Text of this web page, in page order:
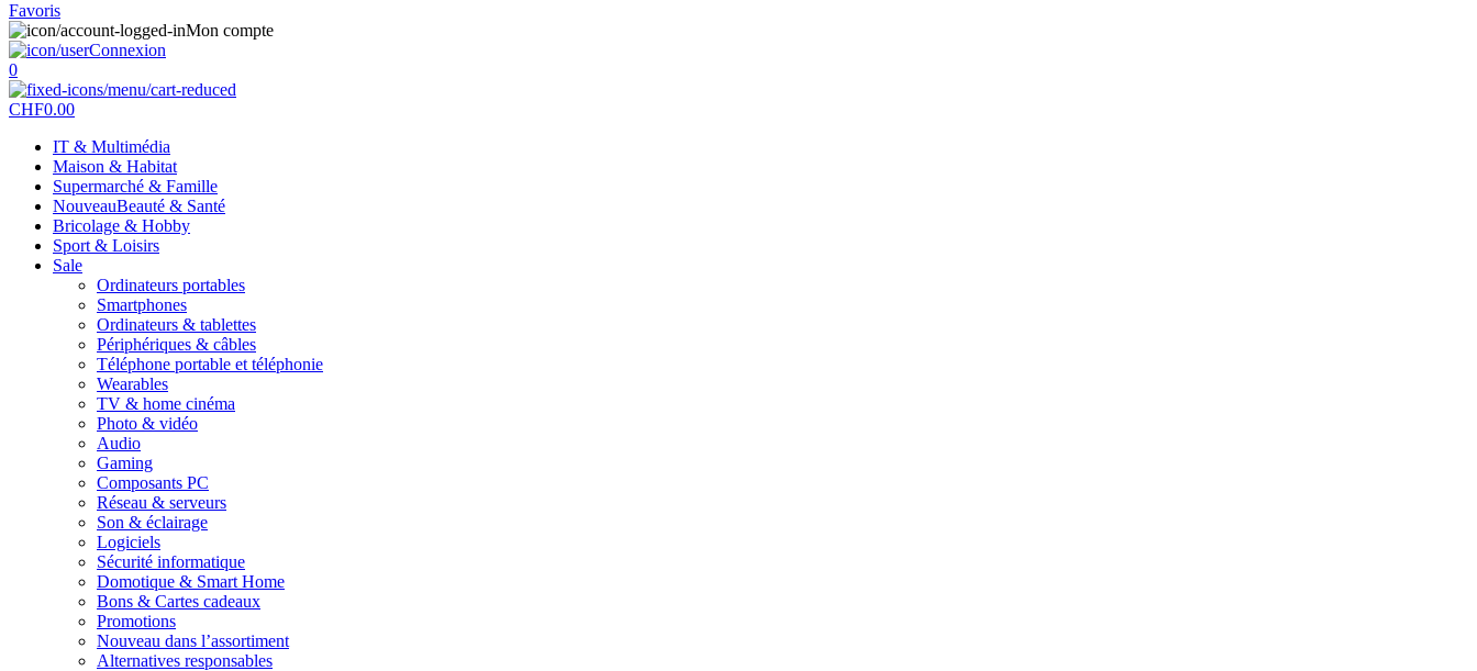
Favoris
Mon compte
Connexion
0
CHF0.00
IT & Multimédia
Maison & Habitat
Supermarché & Famille
NouveauBeauté & Santé
Bricolage & Hobby
Sport & Loisirs
Sale
Ordinateurs portables
Smartphones
Ordinateurs & tablettes
Périphériques & câbles
Téléphone portable et téléphonie
Wearables
TV & home cinéma
Photo & vidéo
Audio
Gaming
Composants PC
Réseau & serveurs
Son & éclairage
Logiciels
Sécurité informatique
Domotique & Smart Home
Bons & Cartes cadeaux
Promotions
Nouveau dans l’assortiment
Alternatives responsables